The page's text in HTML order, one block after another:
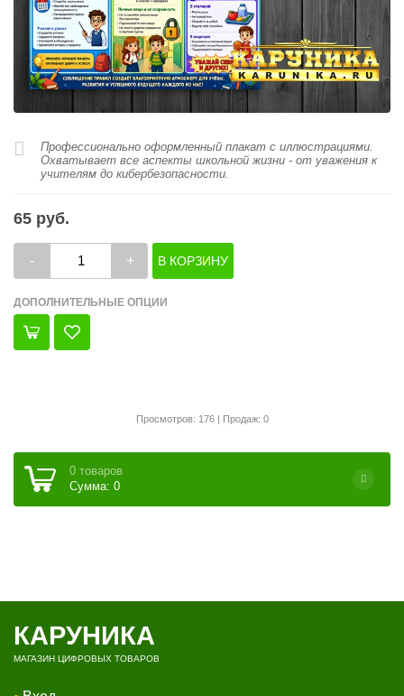
Профессионально оформленный плакат с иллюстрациями.
Охватывает все аспекты школьной жизни - от уважения к
учителям до кибербезопасности.
65 руб.
- +
ДОПОЛНИТЕЛЬНЫЕ ОПЦИИ
Просмотров: 176 | Продаж: 0
0 товаров
Сумма: 0
КАРУНИКА
МАГАЗИН ЦИФРОВЫХ ТОВАРОВ